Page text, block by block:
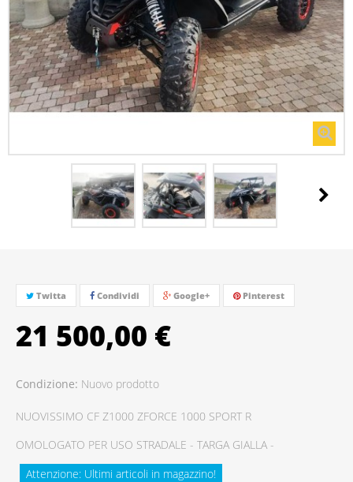
Twitta Condividi Google+ Pinterest
21 500,00 €
Condizione: Nuovo prodotto
NUOVISSIMO CF Z1000 ZFORCE 1000 SPORT R
OMOLOGATO PER USO STRADALE - TARGA GIALLA -
Attenzione: Ultimi articoli in magazzino!